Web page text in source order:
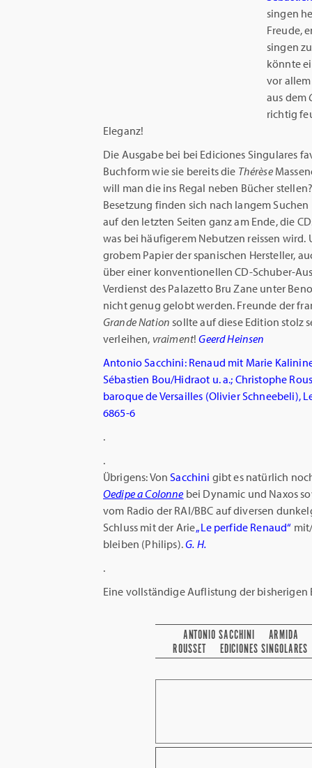
singen
Freude,
singen
könnte
vor
aus dem
richtig
Eleganz!
Die Ausgabe bei bei Ediciones Singulares
Buchform wie sie bereits die Thérèse
will man die ins Regal neben Bücher
Besetzung finden sich nach langem
auf den letzten Seiten ganz am Ende, die
was bei häufigerem Nebutzen reissen
grobem Papier der spanischen Hersteller,
über einer konventionellen CD-Schuber-
Verdienst des Palazetto Bru Zane unter
nicht genug gelobt werden. Freunde der
Grande Nation sollte auf diese Edition stolz
verleihen, vraiment!Geerd Heinsen
Antonio Sacchini: Renaud mit Marie
Sébastien Bou/Hidraot u. a.; Christophe
baroque de Versailles (Olivier Schneebeli),
6865-6
.
.
Übrigens: VonSacchini gibt es natürlich
Oedipe a Colonne bei Dynamic und Naxos
vom Radio der RAI/BBC auf diversen
Schluss mit der Arie„Le perfide Renaud“
bleiben (Philips).G. H.
.
Eine vollständige Auflistung der
ANTONIO SACCHINI
ARMIDA
ROUSSET
EDICIONES SINGOLARES